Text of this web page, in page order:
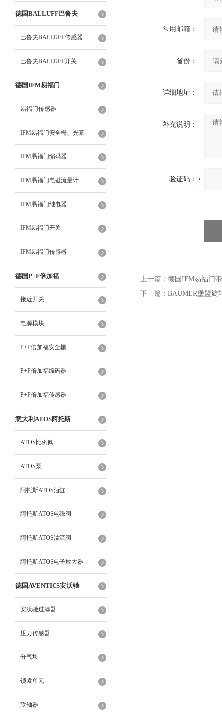
德国BALLUFF巴鲁夫
巴鲁夫BALLUFF传感器
巴鲁夫BALLUFF开关
德国IFM易福门
易福门传感器
IFM易福门安全栅、光幕
IFM易福门编码器
IFM易福门电磁流量计
IFM易福门继电器
IFM易福门开关
IFM易福门传感器
德国P+F倍加福
接近开关
电源模块
P+F倍加福安全栅
P+F倍加福编码器
P+F倍加福传感器
意大利ATOS阿托斯
ATOS比例阀
ATOS泵
阿托斯ATOS油缸
阿托斯ATOS电磁阀
阿托斯ATOS溢流阀
阿托斯ATOS电子放大器
德国AVENTICS安沃驰
安沃驰过滤器
压力传感器
分气块
锁紧单元
联轴器
常用邮箱：
省份：
详细地址：
补充说明：
验证码：
上一篇： 德国IFM易福门
下一篇： BAUMER堡盟旋